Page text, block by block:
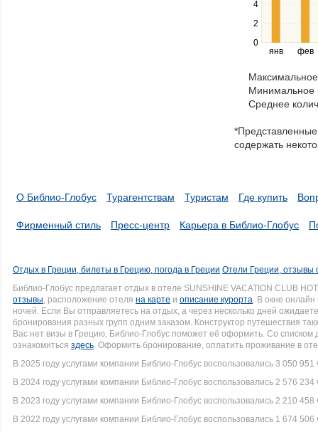
янв фев
0
2
4
and
right
navigate
through
items
a
series.
Минимальное
Среднее
содержать
О Библио-Глобус Турагентствам Туристам Где купить
Фирменный стиль Пресс-центр Карьера в Библио-Глобус
Отдых в Греции, билеты в Грецию, погода в Греции Отели Греции, отзывы
Библио-Глобус предлагает отдых в отеле SUNSHINE VACATION CLUB
отзывы, расположение отеля на карте и описание курорта. В окне онлайн
ночей. Если Вы отправляетесь на отдых, а через несколько дней
бронирования разных групп одним заказом. Конструктор путешествия
Вас нет визы в Грецию, Библио-Глобус поможет её оформить. Со
ознакомиться здесь. Оформить бронирование, оплатить проживание в
В 2025 году услугами компании Библио-Глобус воспользовались 3 050 951
В 2024 году услугами компании Библио-Глобус воспользовались 2 576 234
В 2023 году услугами компании Библио-Глобус воспользовались 2 210 458
В 2022 году услугами компании Библио-Глобус воспользовались 1 674 506